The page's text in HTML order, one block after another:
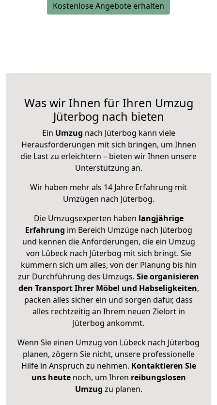
Kostenlose Angebote erhalten
Was wir Ihnen für Ihren Umzug
Jüterbog nach bieten
Ein Umzug nach Jüterbog kann viele
Herausforderungen mit sich bringen, um Ihnen
die Last zu erleichtern – bieten wir Ihnen unsere
Unterstützung an.
Wir haben mehr als 14 Jahre Erfahrung mit
Umzügen nach Jüterbog.
Die Umzugsexperten haben langjährige
Erfahrung im Bereich Umzüge nach Jüterbog
und kennen die Anforderungen, die ein Umzug
von Lübeck nach Jüterbog mit sich bringt. Sie
kümmern sich um alles, von der Planung bis hin
zur Durchführung des Umzugs. Sie organisieren
den Transport Ihrer Möbel und Habseligkeiten,
packen alles sicher ein und sorgen dafür, dass
alles rechtzeitig an Ihrem neuen Zielort in
Jüterbog ankommt.
Wenn Sie einen Umzug von Lübeck nach Jüterbog
planen, zögern Sie nicht, unsere professionelle
Hilfe in Anspruch zu nehmen. Kontaktieren Sie
uns heutenoch, um Ihren reibungslosen
Umzug zu planen.